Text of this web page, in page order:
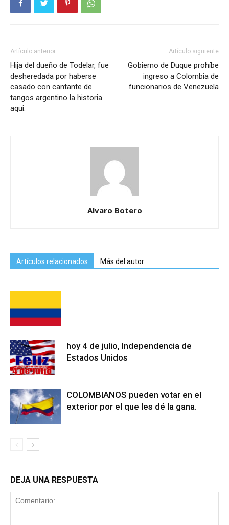
Artículo anterior
Hija del dueño de Todelar, fue
desheredada por haberse
casado con cantante de
tangos argentino la historia
aqui.
Artículo siguiente
Gobierno de Duque prohíbe
ingreso a Colombia de
funcionarios de Venezuela
Alvaro Botero
Artículos relacionados Más del autor
hoy 4 de julio, Independencia de
Estados Unidos
COLOMBIANOS pueden votar en el
exterior por el que les dé la gana.
DEJA UNA RESPUESTA